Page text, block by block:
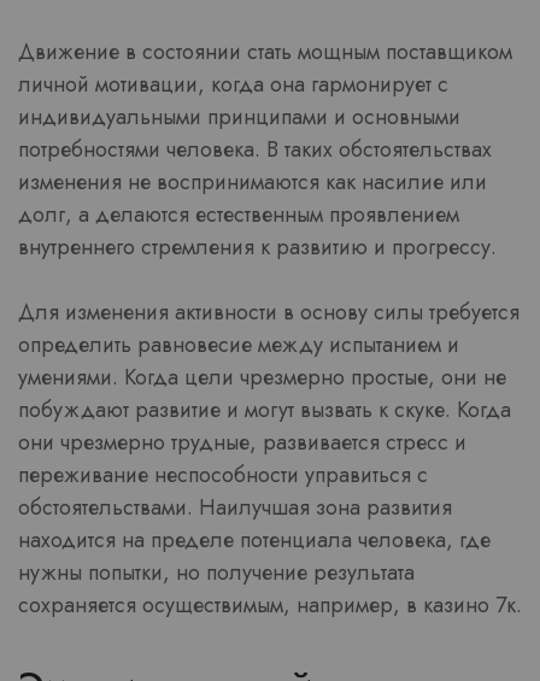
Движение в состоянии стать мощным поставщиком
личной мотивации, когда она гармонирует с
индивидуальными принципами и основными
потребностями человека. В таких обстоятельствах
изменения не воспринимаются как насилие или
долг, а делаются естественным проявлением
внутреннего стремления к развитию и прогрессу.
Для изменения активности в основу силы требуется
определить равновесие между испытанием и
умениями. Когда цели чрезмерно простые, они не
побуждают развитие и могут вызвать к скуке. Когда
они чрезмерно трудные, развивается стресс и
переживание неспособности управиться с
обстоятельствами. Наилучшая зона развития
находится на пределе потенциала человека, где
нужны попытки, но получение результата
сохраняется осуществимым, например, в казино 7к.